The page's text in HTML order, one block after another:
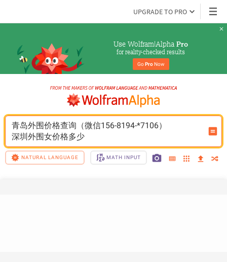
UPGRADE TO PRO
Use Wolfram|Alpha Pro
for reality-checked results
Go Pro Now
青岛外围价格查询（微信156-8194-*7106）
深圳外围女价格多少
NATURAL LANGUAGE MATH INPUT